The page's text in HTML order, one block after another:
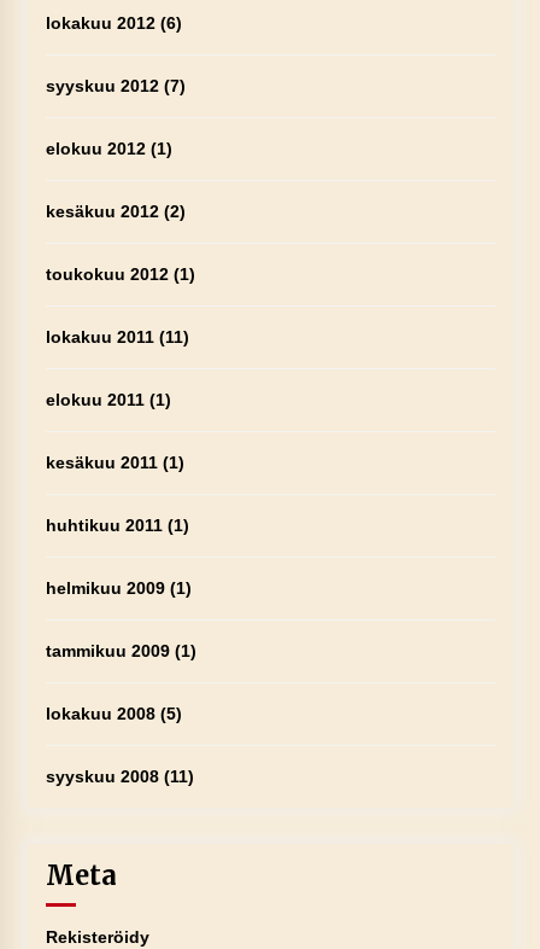
lokakuu 2012(6)
syyskuu 2012(7)
elokuu 2012(1)
kesäkuu 2012(2)
toukokuu 2012(1)
lokakuu 2011(11)
elokuu 2011(1)
kesäkuu 2011(1)
huhtikuu 2011(1)
helmikuu 2009(1)
tammikuu 2009(1)
lokakuu 2008(5)
syyskuu 2008(11)
Meta
Rekisteröidy